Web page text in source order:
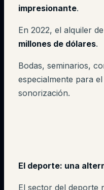
impresionante.
En 2022, el alquiler
millones de dólares.
Bodas, seminarios,
especialmente para
sonorización.
El deporte: una
El sector del deporte